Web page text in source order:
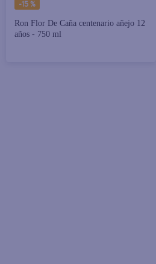
-15 %
Ron Flor De Caña centenario añejo 12
años - 750 ml